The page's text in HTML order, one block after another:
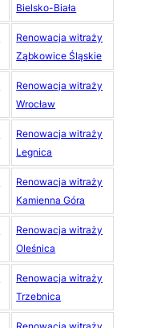
Bielsko-Biała
Renowacja witraży
Ząbkowice Śląskie
Renowacja witraży
Wrocław
Renowacja witraży
Legnica
Renowacja witraży
Kamienna Góra
Renowacja witraży
Oleśnica
Renowacja witraży
Trzebnica